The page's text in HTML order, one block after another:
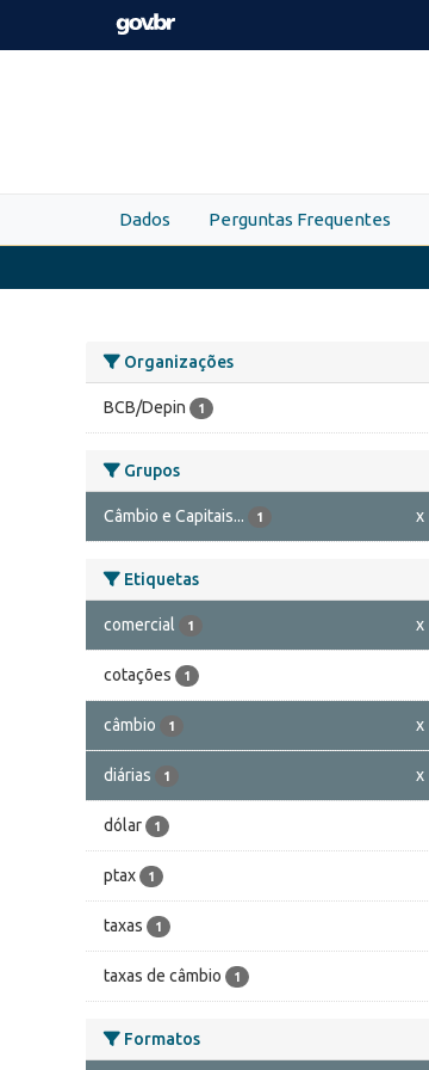
Skip to main content
Dados Perguntas Frequentes
Organizações
BCB/Depin 1
Grupos
Câmbio e Capitais... 1 x
Etiquetas
comercial 1 x
cotações 1
câmbio 1 x
diárias 1 x
dólar 1
ptax 1
taxas 1
taxas de câmbio 1
Formatos